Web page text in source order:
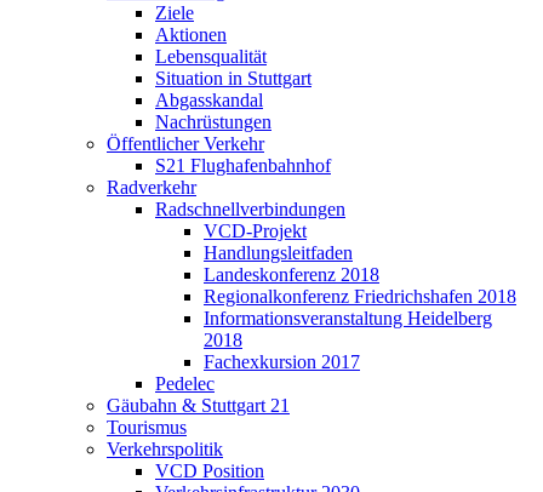
Ziele
Aktionen
Lebensqualität
Situation in Stuttgart
Abgasskandal
Nachrüstungen
Öffentlicher Verkehr
S21 Flughafenbahnhof
Radverkehr
Radschnellverbindungen
VCD-Projekt
Handlungsleitfaden
Landeskonferenz 2018
Regionalkonferenz Friedrichshafen 2018
Informationsveranstaltung Heidelberg
2018
Fachexkursion 2017
Pedelec
Gäubahn & Stuttgart 21
Tourismus
Verkehrspolitik
VCD Position